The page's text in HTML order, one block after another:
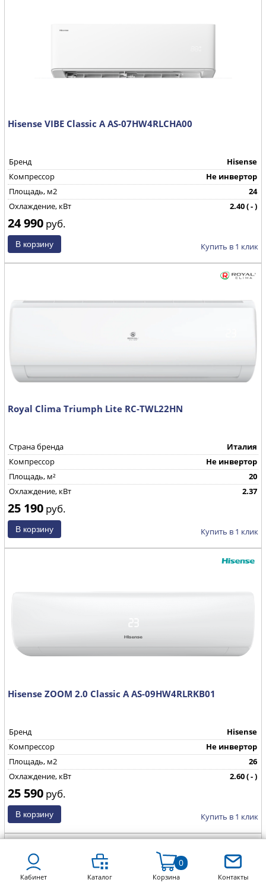
Hisense VIBE Classic A AS-07HW4RLCHA00
Бренд
Hisense
Компрессор
Не инвертор
Площадь, м2
24
Охлаждение, кВт
2.40 ( - )
Страна производства
24 990 руб.
Купить в 1 клик
Royal Clima Triumph Lite RC-TWL22HN
Страна бренда
Италия
Компрессор
Не инвертор
Площадь, м²
20
Охлаждение, кВт
2.37
25 190 руб.
Купить в 1 клик
Hisense ZOOM 2.0 Classic A AS-09HW4RLRKB01
Бренд
Hisense
Компрессор
Не инвертор
Площадь, м2
26
Охлаждение, кВт
2.60 ( - )
Страна производства
25 590 руб.
Купить в 1 клик
Кабинет Каталог Корзина
0
Контакты